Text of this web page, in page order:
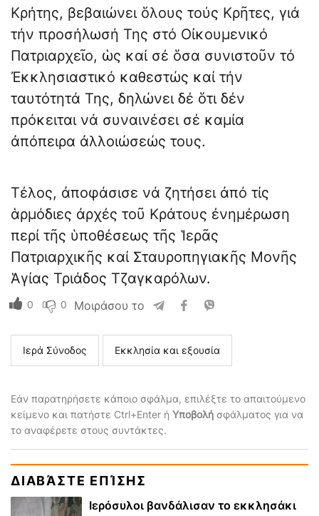
Κρήτης, βεβαιώνει ὅλους τούς Κρῆτες, γιά
τήν προσήλωσή Της στό Οἰκουμενικό
Πατριαρχεῖο, ὡς καί σέ ὅσα συνιστοῦν τό
Ἐκκλησιαστικό καθεστώς καί τήν
ταυτότητά Της, δηλώνει δέ ὅτι δέν
πρόκειται νά συναινέσει σέ καμία
ἀπόπειρα ἀλλοιώσεώς τους.
Τέλος, ἀποφάσισε νά ζητήσει ἀπό τίς
ἁρμόδιες ἀρχές τοῦ Κράτους ἐνημέρωση
περί τῆς ὑποθέσεως τῆς Ἱερᾶς
Πατριαρχικῆς καί Σταυροπηγιακῆς Μονῆς
Ἁγίας Τριάδος Τζαγκαρόλων.
0 0 Μοιράσου το
Ιερά Σύνοδος Εκκλησία και εξουσία
Εάν παρατηρήσετε κάποιο σφάλμα, επιλέξτε το απαιτούμενο
κείμενο και πατήστε Ctrl+Enter ή Υποβολή σφάλματος για να
το αναφέρετε στους συντάκτες.
ΔΙΑΒΆΣΤΕ ΕΠΊΣΗΣ
Ιερόσυλοι βανδάλισαν το εκκλησάκι